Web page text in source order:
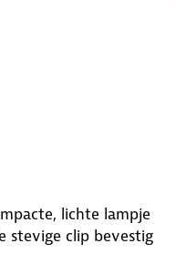
lichte lampje
stevige clip bevestig